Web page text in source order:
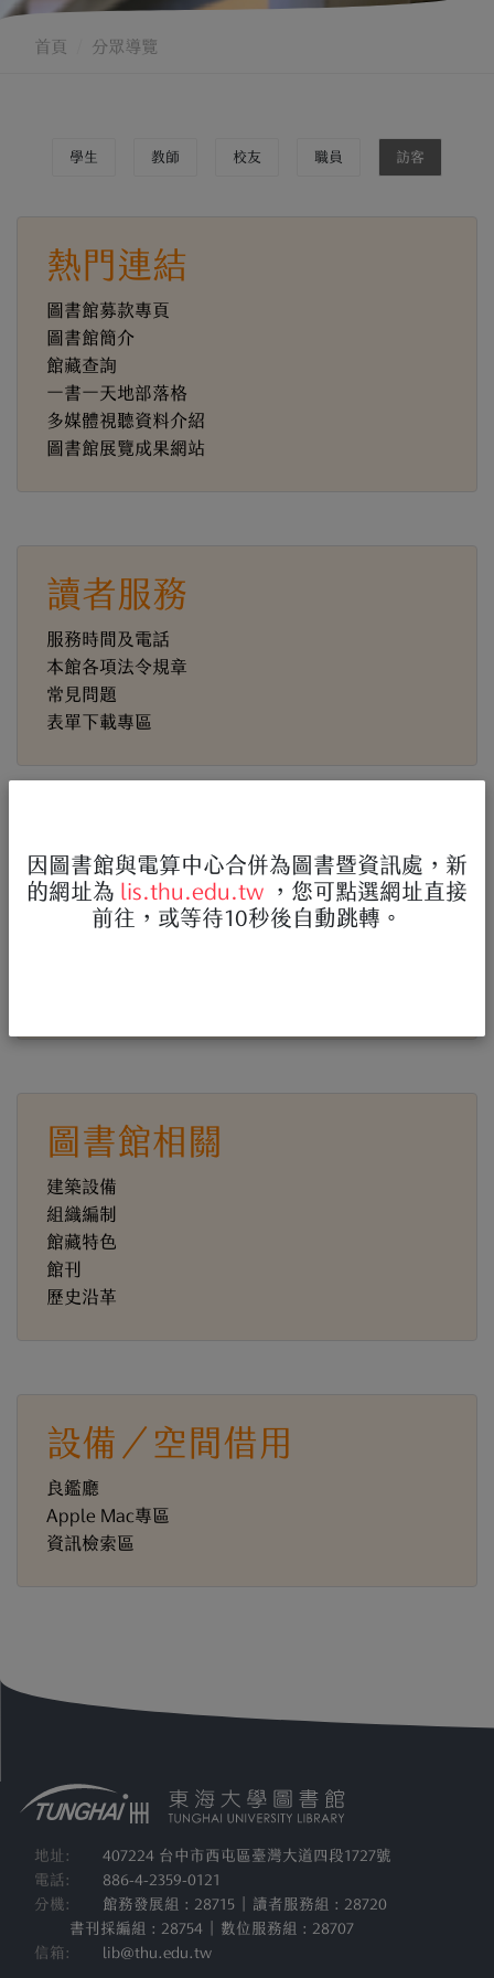
首頁 分眾導覽
學生 教師 校友 職員 訪客
熱門連結
圖書館募款專頁
圖書館簡介
館藏查詢
一書一天地部落格
多媒體視聽資料介紹
圖書館展覽成果網站
讀者服務
服務時間及電話
本館各項法令規章
常見問題
表單下載專區
電子資源
東海大學特色典藏系統
圖書館相關
建築設備
組織編制
館藏特色
館刊
歷史沿革
設備／空間借用
良鑑廳
Apple Mac專區
資訊檢索區
地址:
407224 台中市西屯區臺灣大道四段1727號
電話:
886-4-2359-0121
分機:
館務發展組 : 28715 | 讀者服務組 : 28720
書刊採編組 : 28754 | 數位服務組 : 28707
信箱:
lib@thu.edu.tw
因圖書館與電算中心合併為圖書暨資訊處，新
的網址為 lis.thu.edu.tw ，您可點選網址直接
前往，或等待10秒後自動跳轉。